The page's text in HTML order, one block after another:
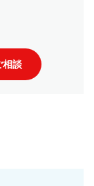
相談